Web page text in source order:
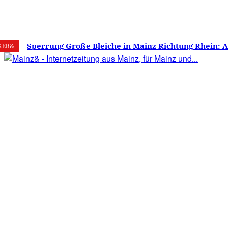
8. August 2026 15.9 Mainz
Sperrung Große Bleiche in Mainz Richtung Rhein:
verwirrt, Mainzer stinksauer – Haben die Mainzer